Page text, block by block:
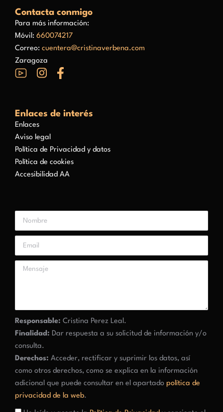
Contacta conmigo
Para más información:
Móvil: 660074217
Correo: cuentera@cristinaverbena.com
Zaragoza
Enlaces de interés
Enlaces
Aviso legal
Política de Privacidad y datos
Política de cookies
Accesibilidad AA
Responsable: Cristina Perez Leal.
Finalidad: Dar respuesta a su solicitud de información y/o
consulta.
Derechos: Acceder, rectificar y suprimir los datos, así
como otros derechos, como se explica en la información
adicional que puede consultar en el apartado política de
privacidad de la web.